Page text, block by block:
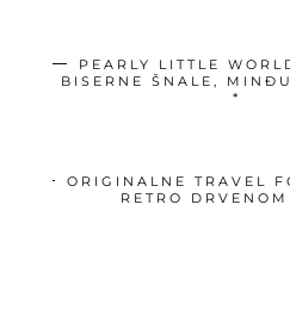
PEARLY LITTLE
BISERNE ŠNALE,
*
ORIGINALNE TRAVEL
RETRO